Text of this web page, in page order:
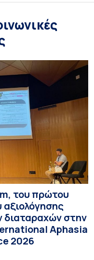
του πρώτου
αξιολόγησης
διαταραχών στην
Aphasia
2026